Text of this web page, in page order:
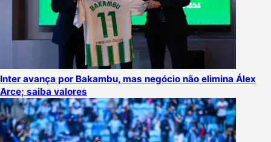
Inter avança por Bakambu, mas negócio não elimina Álex
Arce; saiba valores